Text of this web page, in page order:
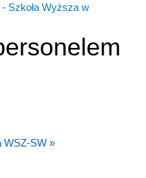
Szkoła Wyższa w
WSZ-SW »